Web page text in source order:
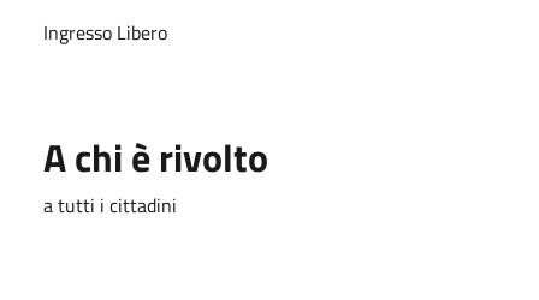
Ingresso Libero
A chi è rivolto
a tutti i cittadini